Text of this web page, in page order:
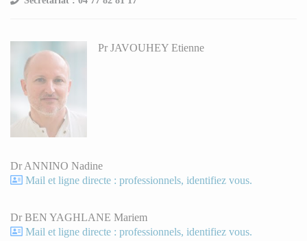
Pr JAVOUHEY Etienne
Dr ANNINO Nadine
Mail et ligne directe : professionnels, identifiez vous.
Dr BEN YAGHLANE Mariem
Mail et ligne directe : professionnels, identifiez vous.